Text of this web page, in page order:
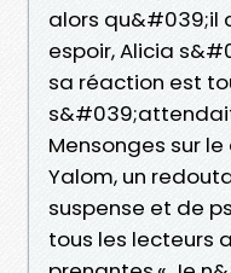
alors qu&#039;il
espoir, Alicia
sa réaction est
Mensonges sur
Yalom, un
suspense et de
tous les lecteurs